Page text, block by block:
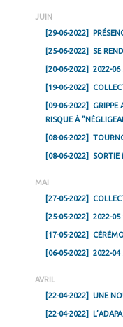
JUIN
[29-06-2022]
[25-06-2022] SE
[20-06-2022] 2022-06
[19-06-2022]
[09-06-2022]
GRIPPE
RISQUE À
[08-06-2022]
[08-06-2022] SORTIE
MAI
[27-05-2022]
[25-05-2022] 2022-05
[17-05-2022]
[06-05-2022] 2022-04
AVRIL
[22-04-2022]
UNE
[22-04-2022]